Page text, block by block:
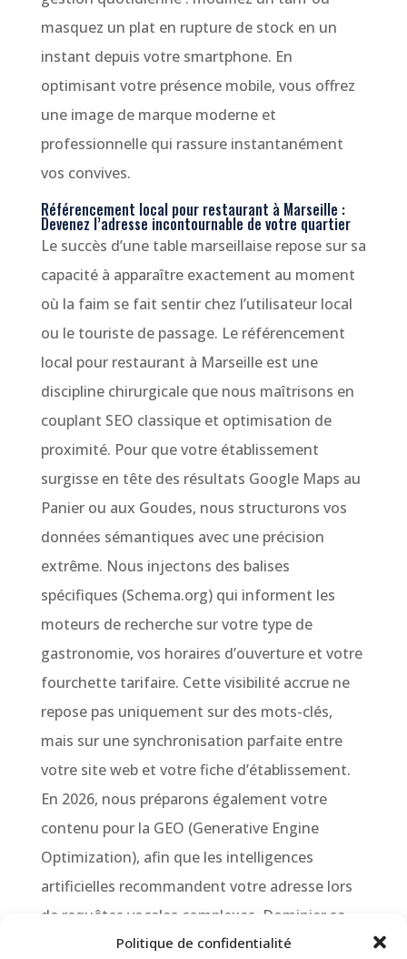
Politique de confidentialité
masquez un plat en rupture de stock en un
instant depuis votre smartphone. En
optimisant votre présence mobile, vous offrez
une image de marque moderne et
professionnelle qui rassure instantanément
vos convives.
Référencement local pour restaurant à Marseille :
Devenez l’adresse incontournable de votre quartier
Le succès d’une table marseillaise repose sur sa
capacité à apparaître exactement au moment
où la faim se fait sentir chez l’utilisateur local
ou le touriste de passage. Le référencement
local pour restaurant à Marseille est une
discipline chirurgicale que nous maîtrisons en
couplant SEO classique et optimisation de
proximité. Pour que votre établissement
surgisse en tête des résultats Google Maps au
Panier ou aux Goudes, nous structurons vos
données sémantiques avec une précision
extrême. Nous injectons des balises
spécifiques (Schema.org) qui informent les
moteurs de recherche sur votre type de
gastronomie, vos horaires d’ouverture et votre
fourchette tarifaire. Cette visibilité accrue ne
repose pas uniquement sur des mots-clés,
mais sur une synchronisation parfaite entre
votre site web et votre fiche d’établissement.
En 2026, nous préparons également votre
contenu pour la GEO (Generative Engine
Optimization), afin que les intelligences
artificielles recommandent votre adresse lors
de requêtes vocales complexes. Dominier sa
zone de chalandise, c’est s’assurer un flux